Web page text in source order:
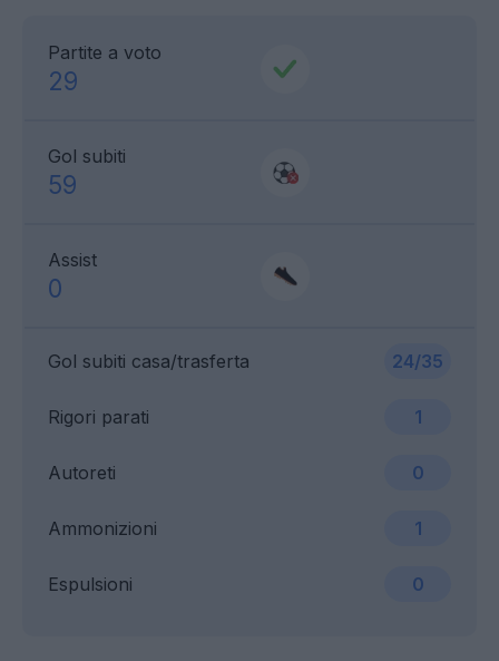
Partite a voto
29
Gol subiti
59
Assist
0
Gol subiti casa/trasferta 24/35
Ammonizioni 1
Rigori parati 1
Espulsioni 0
Autoreti 0